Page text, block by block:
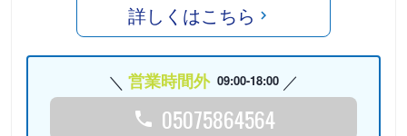
詳しくはこちら
営業時間外 09:00-18:00
05075864564